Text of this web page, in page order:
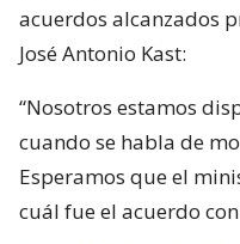
acuerdos alcanzados
José Antonio Kast:
“Nosotros estamos
cuando se habla de
Esperamos que el
cuál fue el acuerdo